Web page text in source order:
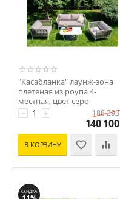
"Касабланка" лаунж-зона
плетеная из роупа 4-
местная, цвет серо-
коричневый
Код: УТ-00002445
+
− 188 293
140 100
В КОРЗИНУ
СКИДКА